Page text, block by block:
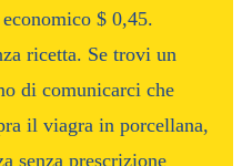
$ 0,45.
ricetta. Se trovi un
di comunicarci che
il viagra in porcellana,
senza prescrizione